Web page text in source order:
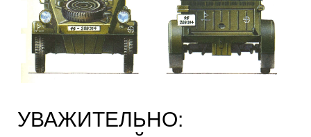
УВАЖИТЕЛЬНО: